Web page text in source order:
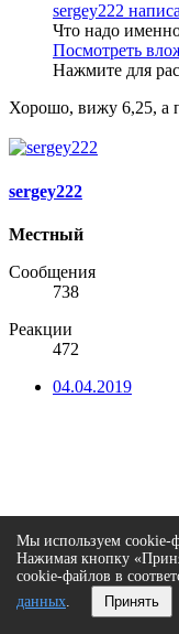
sergey222
Что надо
Посмотреть
Нажмите для
Хорошо, вижу 6,25, а
sergey222
Местный
Сообщения
738
Реакции
472
04.04.2019
Мы используем cookie-
Нажимая кнопку
cookie-файлов в
данных. Принять